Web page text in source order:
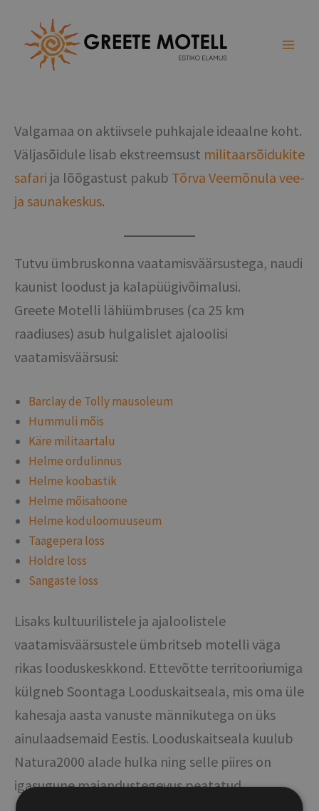
content
Valgamaa on aktiivsele puhkajale ideaalne koht.
Väljasõidule lisab ekstreemsust militaarsõidukite
safari ja lõõgastust pakub Tõrva Veemõnula vee-
ja saunakeskus.
Tutvu ümbruskonna vaatamisväärsustega, naudi
kaunist loodust ja kalapüügivõimalusi.
Greete Motelli lähiümbruses (ca 25 km
raadiuses) asub hulgalislet ajaloolisi
vaatamisväärsusi:
Barclay de Tolly mausoleum
Hummuli mõis
Käre militaartalu
Helme ordulinnus
Helme koobastik
Helme mõisahoone
Helme koduloomuuseum
Taagepera loss
Holdre loss
Sangaste loss
Lisaks kultuurilistele ja ajaloolistele
vaatamisväärsustele ümbritseb motelli väga
rikas looduskeskkond. Ettevõtte territooriumiga
külgneb Soontaga Looduskaitseala, mis oma üle
kahesaja aasta vanuste männikutega on üks
ainulaadsemaid Eestis. Looduskaitseala kuulub
Natura2000 alade hulka ning selle piires on
igasugune majandustegevus peatatud.